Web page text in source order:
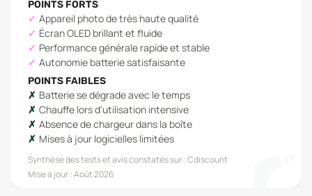
POINTS FORTS
Appareil photo de très haute qualité
Écran OLED brillant et fluide
Performance générale rapide et stable
Autonomie batterie satisfaisante
POINTS FAIBLES
Batterie se dégrade avec le temps
Chauffe lors d'utilisation intensive
Absence de chargeur dans la boîte
Mises à jour logicielles limitées
Synthèse des tests et avis constatés sur :Cdiscount
Mise à jour :Août 2026